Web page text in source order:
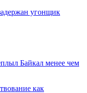
угонщик
Байкал менее чем
как